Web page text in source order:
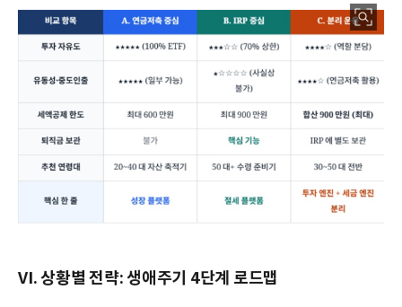
VI. 상황별 전략: 생애주기 4단계 로드맵